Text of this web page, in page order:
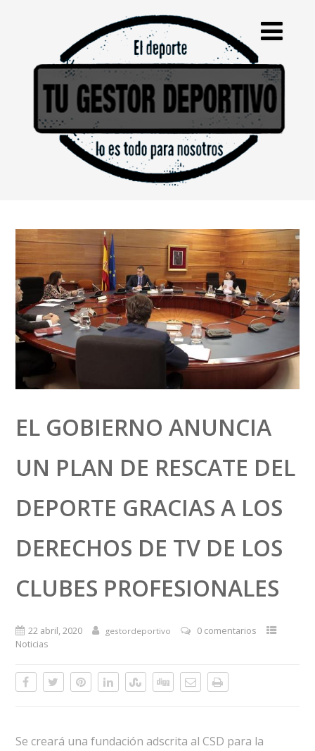
EL GOBIERNO ANUNCIA
UN PLAN DE RESCATE DEL
DEPORTE GRACIAS A LOS
DERECHOS DE TV DE LOS
CLUBES PROFESIONALES
22 abril, 2020 gestordeportivo
0 comentarios
Noticias
Se creará una fundación adscrita al CSD para la